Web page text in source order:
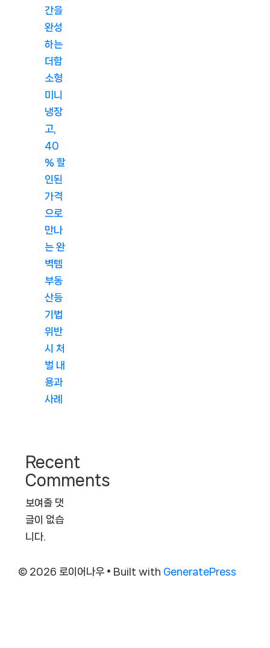
간을
완성
하는
더함
소형
미니
냉장
고,
40
% 할
인된
가격
으로
만나
는 완
벽템
부동
산등
기법
위반
시 처
벌 내
용과
사례
Recent
Comments
보여줄 댓
글이 없습
니다.
© 2026 로이어나우 • Built with GeneratePress